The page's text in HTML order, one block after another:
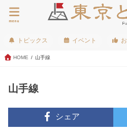
menu
トピックス イベント
HOME 山手線
山手線
シェア